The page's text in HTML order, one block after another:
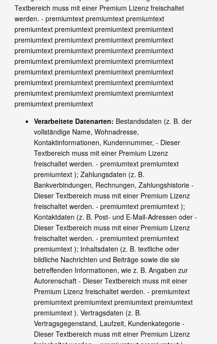
Textbereich muss mit einer Premium Lizenz freischaltet
werden. - premiumtext premiumtext premiumtext
premiumtext premiumtext premiumtext premiumtext
premiumtext premiumtext premiumtext premiumtext
premiumtext premiumtext premiumtext premiumtext
premiumtext premiumtext premiumtext premiumtext
premiumtext premiumtext premiumtext premiumtext
premiumtext premiumtext premiumtext premiumtext
premiumtext premiumtext premiumtext premiumtext
premiumtext premiumtext
Verarbeitete Datenarten: Bestandsdaten (z. B. der
vollständige Name, Wohnadresse,
Kontaktinformationen, Kundennummer, - Dieser
Textbereich muss mit einer Premium Lizenz
freischaltet werden. - premiumtext premiumtext
premiumtext ); Zahlungsdaten (z. B.
Bankverbindungen, Rechnungen, Zahlungshistorie -
Dieser Textbereich muss mit einer Premium Lizenz
freischaltet werden. - premiumtext premiumtext );
Kontaktdaten (z. B. Post- und E-Mail-Adressen oder -
Dieser Textbereich muss mit einer Premium Lizenz
freischaltet werden. - premiumtext premiumtext
premiumtext ); Inhaltsdaten (z. B. textliche oder
bildliche Nachrichten und Beiträge sowie die sie
betreffenden Informationen, wie z. B. Angaben zur
Autorenschaft - Dieser Textbereich muss mit einer
Premium Lizenz freischaltet werden. - premiumtext
premiumtext premiumtext premiumtext premiumtext
premiumtext ). Vertragsdaten (z. B.
Vertragsgegenstand, Laufzeit, Kundenkategorie -
Dieser Textbereich muss mit einer Premium Lizenz